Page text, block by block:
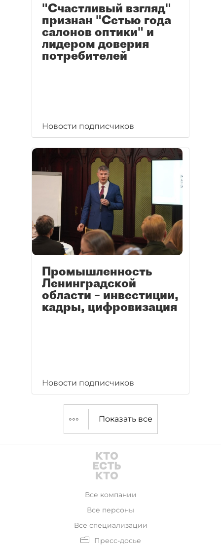
"Счастливый взгляд"
признан "Сетью года
салонов оптики" и
лидером доверия
потребителей
Новости подписчиков
Промышленность
Ленинградской
области – инвестиции,
кадры, цифровизация
Новости подписчиков
Показать все
Все компании
Все персоны
Все специализации
Пресс-досье